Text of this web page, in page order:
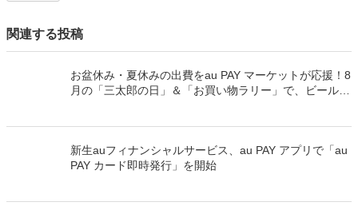
関連する投稿
お盆休み・夏休みの出費をau PAY マーケットが応援！8
月の「三太郎の日」＆「お買い物ラリー」で、ビール・
新生auフィナンシャルサービス、au PAY アプリで「au
PAY カード即時発行」を開始